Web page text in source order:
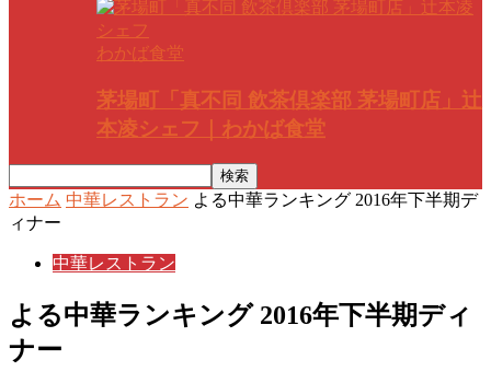
わかば食堂
茅場町「真不同 飲茶倶楽部 茅場町店」辻
本凌シェフ｜わかば食堂
ホーム 中華レストラン よる中華ランキング 2016年下半期デ
ィナー
中華レストラン
よる中華ランキング 2016年下半期ディ
ナー